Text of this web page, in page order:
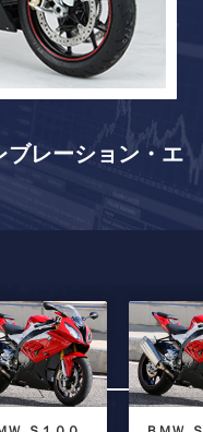
ブレーション・エ